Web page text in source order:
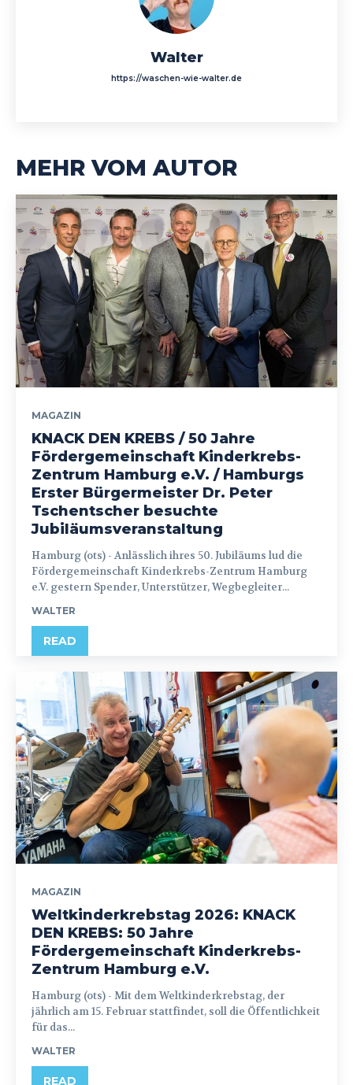
Walter
https://waschen-wie-walter.de
MEHR VOM AUTOR
MAGAZIN
KNACK DEN KREBS / 50 Jahre
Fördergemeinschaft Kinderkrebs-
Zentrum Hamburg e.V. / Hamburgs
Erster Bürgermeister Dr. Peter
Tschentscher besuchte
Jubiläumsveranstaltung
Hamburg (ots) - Anlässlich ihres 50. Jubiläums lud die
Fördergemeinschaft Kinderkrebs-Zentrum Hamburg
e.V. gestern Spender, Unterstützer, Wegbegleiter...
WALTER
READ
MAGAZIN
Weltkinderkrebstag 2026: KNACK
DEN KREBS: 50 Jahre
Fördergemeinschaft Kinderkrebs-
Zentrum Hamburg e.V.
Hamburg (ots) - Mit dem Weltkinderkrebstag, der
jährlich am 15. Februar stattfindet, soll die Öffentlichkeit
für das...
WALTER
READ